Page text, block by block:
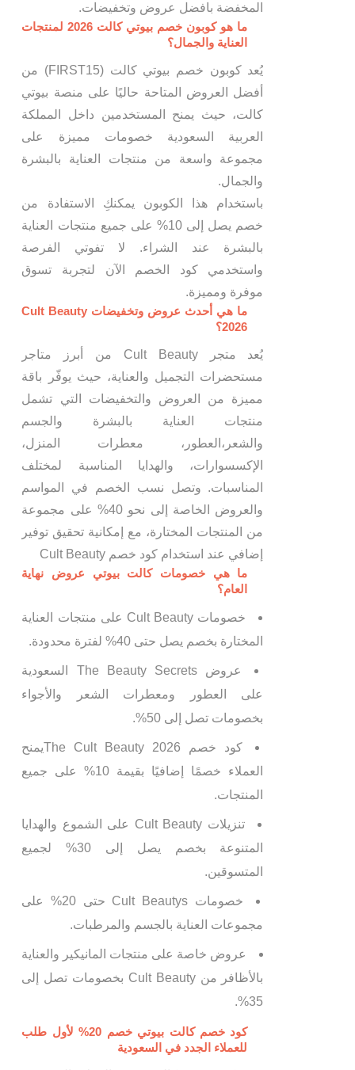
المخفضة بافضل عروض وتخفيضات.
ما هو كوبون خصم بيوتي كالت 2026 لمنتجات
العناية والجمال؟
يُعد كوبون خصم بيوتي كالت (FIRST15) من
أفضل العروض المتاحة حاليًا على منصة بيوتي
كالت، حيث يمنح المستخدمين داخل المملكة
العربية السعودية خصومات مميزة على
مجموعة واسعة من منتجات العناية بالبشرة
والجمال.
باستخدام هذا الكوبون يمكنكِ الاستفادة من
خصم يصل إلى 10% على جميع منتجات العناية
بالبشرة عند الشراء. لا تفوتي الفرصة
واستخدمي كود الخصم الآن لتجربة تسوق
موفرة ومميزة.
ما هي أحدث عروض وتخفيضات Cult Beauty
2026؟
يُعد متجر Cult Beauty من أبرز متاجر
مستحضرات التجميل والعناية، حيث يوفّر باقة
مميزة من العروض والتخفيضات التي تشمل
منتجات العناية بالبشرة والجسم
والشعر،العطور، معطرات المنزل،
الإكسسوارات، والهدايا المناسبة لمختلف
المناسبات. وتصل نسب الخصم في المواسم
والعروض الخاصة إلى نحو 40% على مجموعة
من المنتجات المختارة، مع إمكانية تحقيق توفير
إضافي عند استخدام كود خصم Cult Beauty
ما هي خصومات كالت بيوتي عروض نهاية
العام؟
خصومات Cult Beauty على منتجات العناية
المختارة بخصم يصل حتى 40% لفترة محدودة.
عروض The Beauty Secrets السعودية
على العطور ومعطرات الشعر والأجواء
بخصومات تصل إلى 50%.
كود خصم The Cult Beauty 2026يمنح
العملاء خصمًا إضافيًا بقيمة 10% على جميع
المنتجات.
تنزيلات Cult Beauty على الشموع والهدايا
المتنوعة بخصم يصل إلى 30% لجميع
المتسوقين.
خصومات Cult Beautys حتى 20% على
مجموعات العناية بالجسم والمرطبات.
عروض خاصة على منتجات المانيكير والعناية
بالأظافر من Cult Beauty بخصومات تصل إلى
35%.
كود خصم كالت بيوتي خصم 20% لأول طلب
للعملاء الجدد في السعودية